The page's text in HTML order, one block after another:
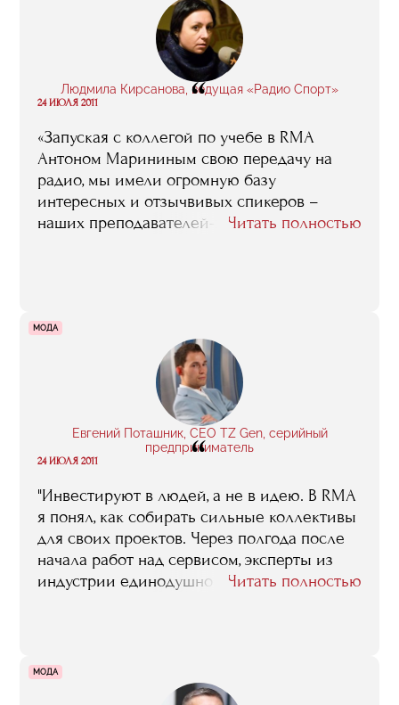
Людмила Кирсанова, ведущая «Радио Спорт»
“
24 ИЮЛЯ 2011
«Запуская с коллегой по учебе в RMA
Антоном Марининым свою передачу на
радио, мы имели огромную базу
интересных и отзычвивых спикеров –
наших преподавателей-практиков».
Читать полностью
МОДА
Евгений Поташник, CEO TZ Gen, серийный
предприниматель
“
24 ИЮЛЯ 2011
"Инвестируют в людей, а не в идею. В RMA
я понял, как собирать сильные коллективы
для своих проектов. Через полгода после
начала работ над сервисом, эксперты из
индустрии единодушно назвали нас одной
Читать полностью
МОДА